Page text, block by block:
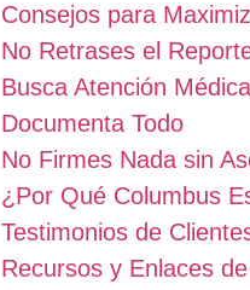
Consejos para
No Retrases el
Busca Atención
Documenta Todo
No Firmes Nada sin
¿Por Qué Columbus
Testimonios de
Recursos y Enlaces